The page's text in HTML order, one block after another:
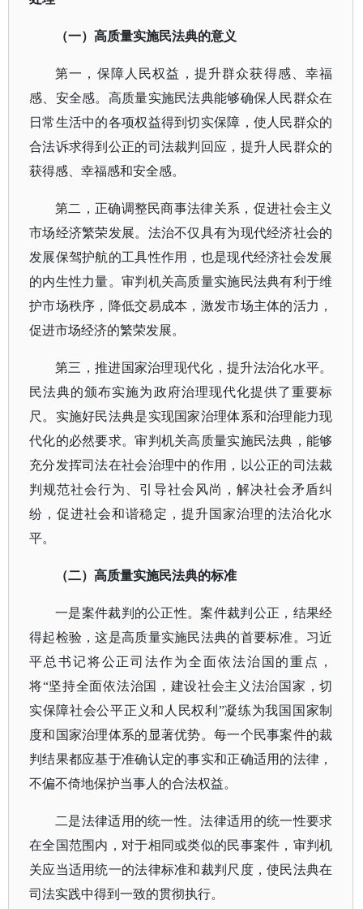
（一）高质量实施民法典的意义
第一，保障人民权益，提升群众获得感、幸福
感、安全感。高质量实施民法典能够确保人民群众在
日常生活中的各项权益得到切实保障，使人民群众的
合法诉求得到公正的司法裁判回应，提升人民群众的
获得感、幸福感和安全感。
第二，正确调整民商事法律关系，促进社会主义
市场经济繁荣发展。法治不仅具有为现代经济社会的
发展保驾护航的工具性作用，也是现代经济社会发展
的内生性力量。审判机关高质量实施民法典有利于维
护市场秩序，降低交易成本，激发市场主体的活力，
促进市场经济的繁荣发展。
第三，推进国家治理现代化，提升法治化水平。
民法典的颁布实施为政府治理现代化提供了重要标
尺。实施好民法典是实现国家治理体系和治理能力现
代化的必然要求。审判机关高质量实施民法典，能够
充分发挥司法在社会治理中的作用，以公正的司法裁
判规范社会行为、引导社会风尚，解决社会矛盾纠
纷，促进社会和谐稳定，提升国家治理的法治化水
平。
（二）高质量实施民法典的标准
一是案件裁判的公正性。案件裁判公正，结果经
得起检验，这是高质量实施民法典的首要标准。习近
平总书记将公正司法作为全面依法治国的重点，
将“坚持全面依法治国，建设社会主义法治国家，切
实保障社会公平正义和人民权利”凝练为我国国家制
度和国家治理体系的显著优势。每一个民事案件的裁
判结果都应基于准确认定的事实和正确适用的法律，
不偏不倚地保护当事人的合法权益。
二是法律适用的统一性。法律适用的统一性要求
在全国范围内，对于相同或类似的民事案件，审判机
关应当适用统一的法律标准和裁判尺度，使民法典在
司法实践中得到一致的贯彻执行。